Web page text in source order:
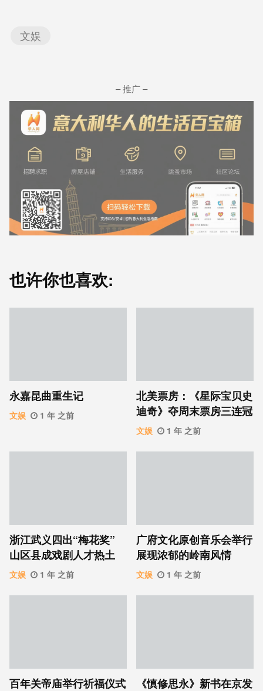
文娱
– 推广 –
也许你也喜欢:
永嘉昆曲重生记
文娱 1 年 之前
北美票房：《星际宝贝史
迪奇》夺周末票房三连冠
文娱 1 年 之前
浙江武义四出“梅花奖”
山区县成戏剧人才热土
文娱 1 年 之前
广府文化原创音乐会举行
展现浓郁的岭南风情
文娱 1 年 之前
百年关帝庙举行祈福仪式 《慎修思永》新书在京发